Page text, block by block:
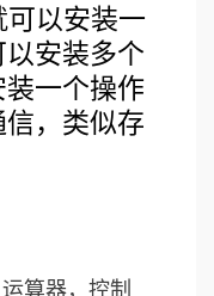
以安装一
安装多个
一个操作
，类似存
算器，控制